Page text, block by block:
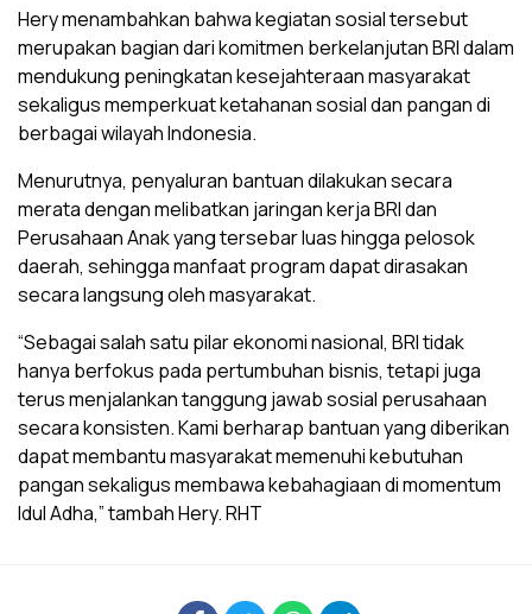
Hery menambahkan bahwa kegiatan sosial tersebut
merupakan bagian dari komitmen berkelanjutan BRI dalam
mendukung peningkatan kesejahteraan masyarakat
sekaligus memperkuat ketahanan sosial dan pangan di
berbagai wilayah Indonesia.
Menurutnya, penyaluran bantuan dilakukan secara
merata dengan melibatkan jaringan kerja BRI dan
Perusahaan Anak yang tersebar luas hingga pelosok
daerah, sehingga manfaat program dapat dirasakan
secara langsung oleh masyarakat.
“Sebagai salah satu pilar ekonomi nasional, BRI tidak
hanya berfokus pada pertumbuhan bisnis, tetapi juga
terus menjalankan tanggung jawab sosial perusahaan
secara konsisten. Kami berharap bantuan yang diberikan
dapat membantu masyarakat memenuhi kebutuhan
pangan sekaligus membawa kebahagiaan di momentum
Idul Adha,” tambah Hery. RHT